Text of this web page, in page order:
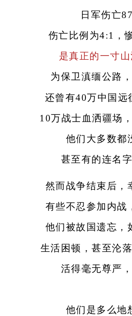
日军伤亡87
伤亡比例为4:1，惨
是真正的一寸山
为保卫滇缅公路，
还曾有40万中国远
10万战士血洒疆场，
他们大多数都没
甚至有的连名字
然而战争结束后，幸
有些不忍参加内战，
他们被故国遗忘，如
生活困顿，甚至沦落
活得毫无尊严，
他们是多么地想